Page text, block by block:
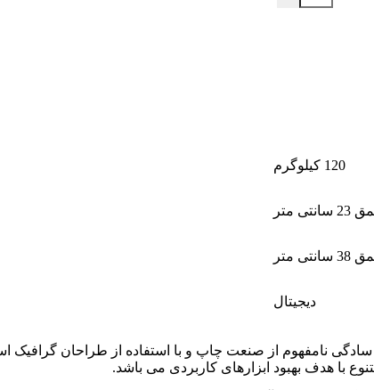
120 کیلوگرم
دیجیتال
سادگی نامفهوم از صنعت چاپ و با استفاده از طراحان
با هدف بهبود ابزارهای کاربردی می باشد.